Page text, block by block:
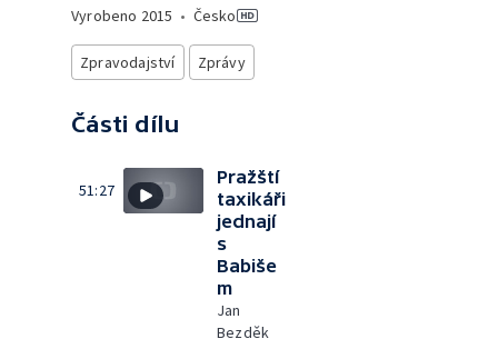
Vyrobeno 2015 • Česko
Zpravodajství Zprávy
Části dílu
51:27
Pražští
taxikáři
jednají
s
Babiše
m
Jan
Bezděk